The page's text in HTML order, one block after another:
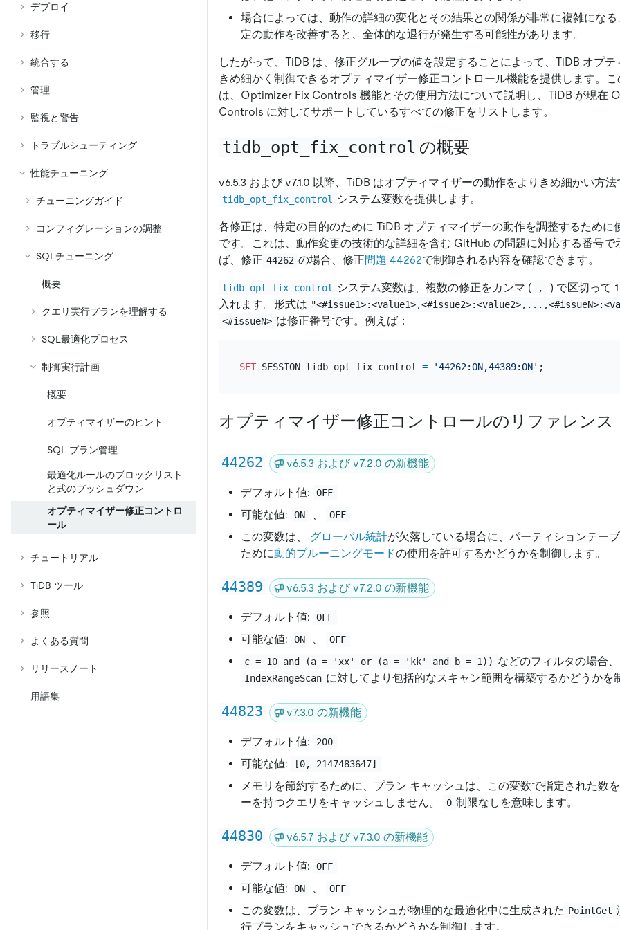
デプロイ
移行
統合する
管理
監視と警告
トラブルシューティング
性能チューニング
チューニングガイド
コンフィグレーションの調整
SQLチューニング
概要
クエリ実行プランを理解する
SQL最適化プロセス
制御実行計画
概要
オプティマイザーのヒント
SQL プラン管理
最適化ルールのブロックリスト
と式のプッシュダウン
オプティマイザー修正コントロ
ール
チュートリアル
TiDB ツール
参照
よくある質問
リリースノート
用語集
場合によっては、動作の詳細の変化とその結果との関係が非常に複雑にな
定の動作を改善すると、全体的な退行が発生する可能性があります。
したがって、TiDB は、修正グループの値を設定することによって、TiDB オプ
きめ細かく制御できるオプティマイザー修正コントロール機能を提供します。
は、Optimizer Fix Controls 機能とその使用方法について説明し、TiDB が現在
Controls に対してサポートしているすべての修正をリストします。
tidb_opt_fix_control の概要
v6.5.3 および v7.1.0 以降、TiDB はオプティマイザーの動作をよりきめ細かい方
tidb_opt_fix_control システム変数を提供します。
各修正は、特定の目的のために TiDB オプティマイザーの動作を調整するために
です。これは、動作変更の技術的な詳細を含む GitHub の問題に対応する番号で
ば、修正 44262 の場合、修正問題 44262で制御される内容を確認できます。
tidb_opt_fix_control システム変数は、複数の修正をカンマ ( ,
) で区切って
入れます。形式は
<#issueN> は修正番号です。例えば：
SET SESSION tidb_opt_fix_control = '44262:ON,44389:ON'
オプティマイザー修正コントロールのリファレンス
44262 v6.5.3 および v7.2.0 の新機能
デフォルト値: OFF
可能な値: ON 、 OFF
この変数は、 グローバル統計が欠落している場合に、パーティションテー
ために動的プルーニングモードの使用を許可するかどうかを制御します。
44389 v6.5.3 および v7.2.0 の新機能
デフォルト値: OFF
可能な値: ON 、
OFF
c = 10 and (a = 'xx' or (a = 'kk' and b = 1)) などのフィルタの場合
IndexRangeScan に対してより包括的なスキャン範囲を構築するかどうかを
44823 v7.3.0 の新機能
デフォルト値: 200
可能な値: [0, 2147483647]
メモリを節約するために、プラン キャッシュは、この変数で指定された数
ーを持つクエリをキャッシュしません。
0 制限なしを意味します。
44830 v6.5.7 および v7.3.0 の新機能
デフォルト値: OFF
可能な値: ON 、 OFF
この変数は、プラン キャッシュが物理的な最適化中に生成された PointGet
行プランをキャッシュできるかどうかを制御します。